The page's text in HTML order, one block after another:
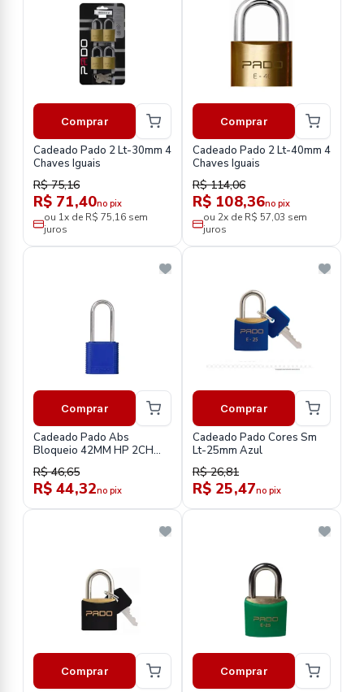
Comprar
Cadeado Pado 2 Lt-30mm 4
Chaves Iguais
R$ 75,16
R$ 71,40no pix
ou 1x de R$ 75,16 sem
juros
Comprar
Cadeado Pado 2 Lt-40mm 4
Chaves Iguais
R$ 114,06
R$ 108,36no pix
ou 2x de R$ 57,03 sem
juros
Comprar
Cadeado Pado Abs
Bloqueio 42MM HP 2CH
Azul
R$ 46,65
R$ 44,32no pix
Comprar
Cadeado Pado Cores Sm
Lt-25mm Azul
R$ 26,81
R$ 25,47no pix
Comprar Comprar